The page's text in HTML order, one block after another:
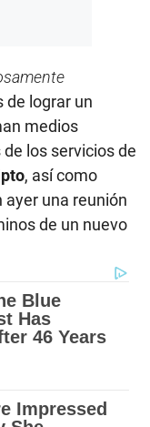
de lograr un
medios
los servicios de
, así como
una reunión
de un nuevo